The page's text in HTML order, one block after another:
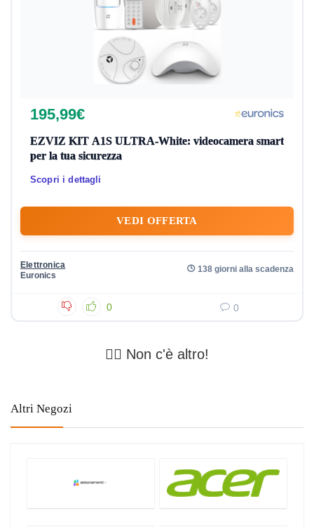
195,99€
EZVIZ KIT A1S ULTRA-White: videocamera smart
per la tua sicurezza
Scopri i dettagli
VEDI OFFERTA
Elettronica
Euronics
138 giorni alla scadenza
0 0
🤷‍♂️ Non c'è altro!
Altri Negozi